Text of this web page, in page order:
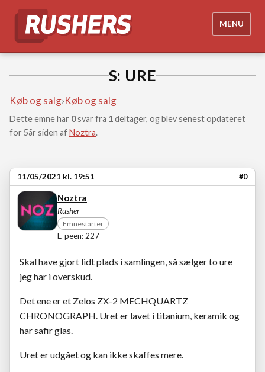
MENU
S: URE
Køb og salg›Køb og salg
Dette emne har 0svar fra 1deltager, og blev senest opdateret
for 5år siden afNoztra.
11/05/2021 kl. 19:51 #0
Noztra
Rusher
Emnestarter
E-peen: 227
Skal have gjort lidt plads i samlingen, så sælger to ure
jeg har i overskud.
Det ene er et Zelos ZX-2 MECHQUARTZ
CHRONOGRAPH. Uret er lavet i titanium, keramik og
har safir glas.
Uret er udgået og kan ikke skaffes mere.